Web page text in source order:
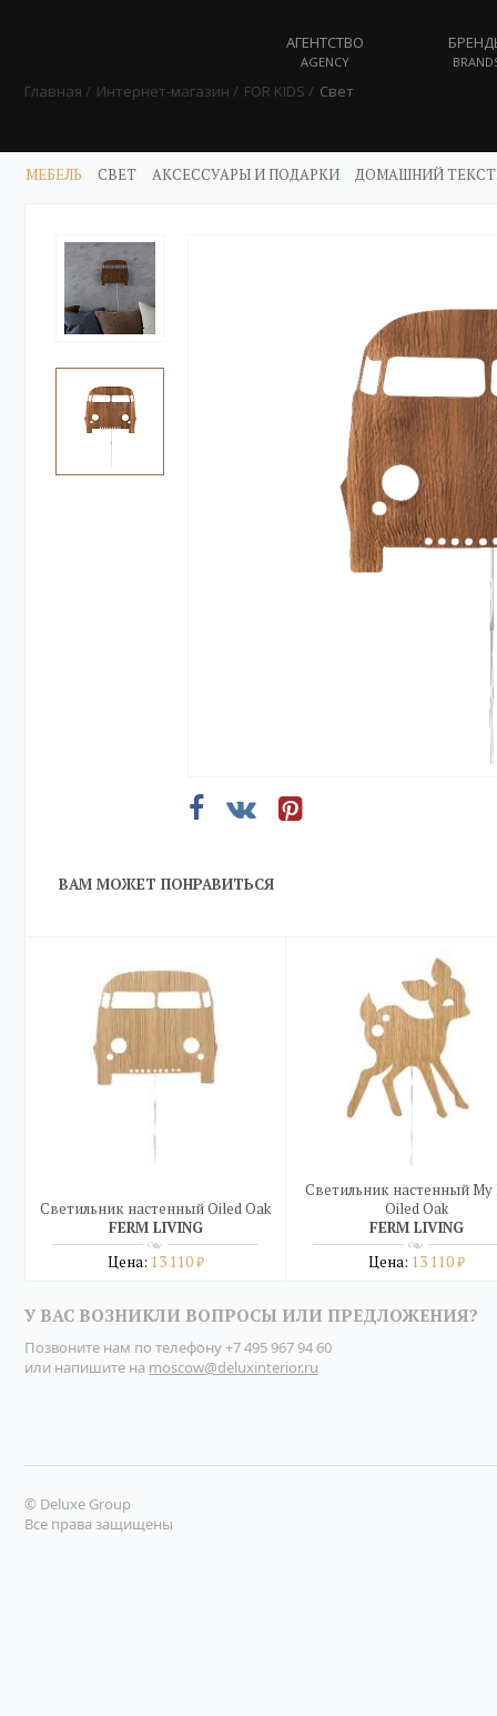
АГЕНТСТВО
AGENCY
Главная Интернет-магазин FOR KIDS Свет
МЕБЕЛЬ СВЕТ АКСЕССУАРЫ И ПОДАРКИ ДОМАШНИЙ
ВАМ МОЖЕТ ПОНРАВИТЬСЯ
Светильник настенный Oiled Oak
FERM LIVING
Цена: 13 110₽
Светильник настeнный My
Oiled Oak
FERM LIVING
Цена: 13 110₽
У ВАС ВОЗНИКЛИ ВОПРОСЫ ИЛИ ПРЕДЛОЖЕНИЯ?
Позвоните нам по телефону+7 495 967 94 60
или напишите на moscow@deluxinterior.ru
© Deluxe Group
Все права защищены